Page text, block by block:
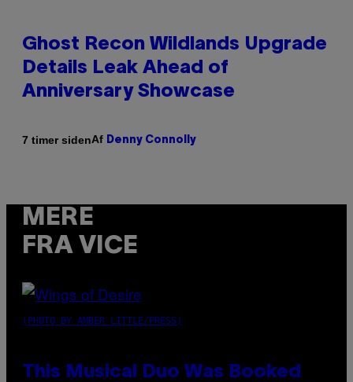
Ghost Recon Wildlands Upgrade
Details Leak Ahead of
Anniversary Showcase
7 timer sidenAf Denny Connolly
MERE
FRA VICE
(PHOTO BY AMBER LITTLE/PRESS)
This Musical Duo Was Booked